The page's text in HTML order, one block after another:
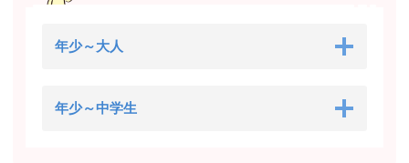
年少～大人
年少～中学生